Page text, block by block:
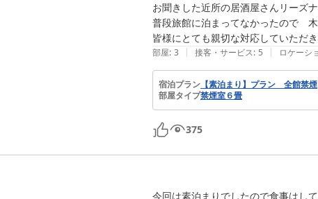
お聞きした近所の居酒屋さんリーズ
普段旅館に泊まってなかったので　
部屋: 3 | 接客・サービス: 5 | ロケーシ
宿泊プラン 【素泊まり】プラン 全館禁煙
部屋タイプ禁煙室６畳
375
今回は素泊まりでしたので食事はし